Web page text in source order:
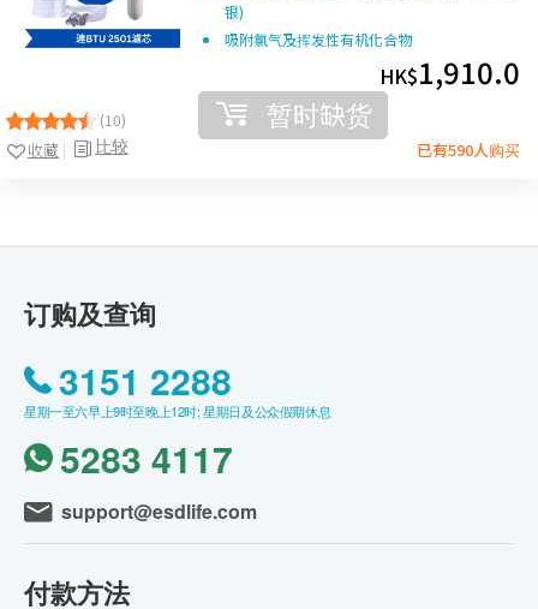
(10)
比较
收藏
银)
吸附氯气及挥发性有机化合物
HK$1,910.0
暂时缺货
已有590人购买
订购及查询
3151 2288
星期一至六早上9时至晚上12时; 星期日及公众假期休息
5283 4117
support@esdlife.com
付款方法